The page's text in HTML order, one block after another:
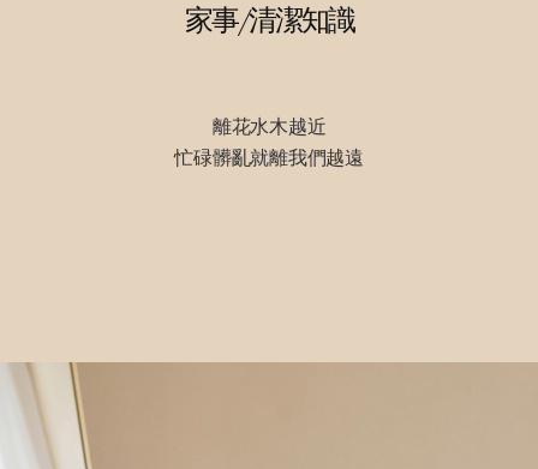
家事/清潔知識
離花水木越近
忙碌髒亂就離我們越遠